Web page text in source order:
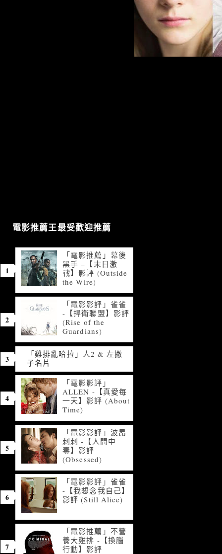
電影推薦王最受歡迎推薦
「電影推薦」幕後
黑手 –【末日激
戰】影評 (Outside
the Wire)
「電影影評」雀雀
-【捍衛聯盟】影評
(Rise of the
Guardians)
「雞排亂哈拉」人2 & 左撇
子名片
「電影影評」
ALLEN -【真愛每
一天】影評 (About
Time)
「電影影評」波昂
刺刺 -【人間中
毒】影評
(Obsessed)
「電影影評」雀雀
-【我想念我自己】
影評 (Still Alice)
「電影推薦」不營
養大雞排 -【換腦
行動】影評